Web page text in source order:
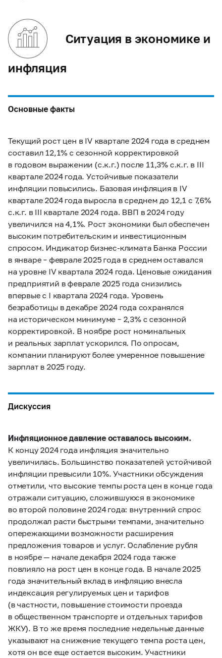
Ситуация в экономике и
инфляция
Основные факты
Текущий рост цен в IV квартале 2024 года в среднем
составил 12,1% с сезонной корректировкой
в годовом выражении (с.к.г.) после 11,3% с.к.г. в III
квартале 2024 года. Устойчивые показатели
инфляции повысились. Базовая инфляция в IV
квартале 2024 года выросла в среднем до 12,1 с 7,6%
с.к.г. в III квартале 2024 года. ВВП в 2024 году
увеличился на 4,1%. Рост экономики был обеспечен
высоким потребительским и инвестиционным
спросом. Индикатор бизнес-климата Банка России
в январе – феврале 2025 года в среднем оставался
на уровне IV квартала 2024 года. Ценовые ожидания
предприятий в феврале 2025 года снизились
впервые с I квартала 2024 года. Уровень
безработицы в декабре 2024 года сохранялся
на историческом минимуме – 2,3% с сезонной
корректировкой. В ноябре рост номинальных
и реальных зарплат ускорился. По опросам,
компании планируют более умеренное повышение
зарплат в 2025 году.
Дискуссия
Инфляционное давление оставалось высоким.
К концу 2024 года инфляция значительно
увеличилась. Большинство показателей устойчивой
инфляции превысили 10%. Участники обсуждения
отметили, что высокие темпы роста цен в конце года
отражали ситуацию, сложившуюся в экономике
во второй половине 2024 года: внутренний спрос
продолжал расти быстрыми темпами, значительно
опережающими возможности расширения
предложения товаров и услуг. Ослабление рубля
в ноябре — начале декабря 2024 года также
повлияло на рост цен в конце года. В начале 2025
года значительный вклад в инфляцию внесла
индексация регулируемых цен и тарифов
(в частности, повышение стоимости проезда
в общественном транспорте и отдельных тарифов
ЖКУ). В то же время последние недельные данные
указывают на снижение текущего темпа роста цен,
хотя он все еще остается высоким. Участники